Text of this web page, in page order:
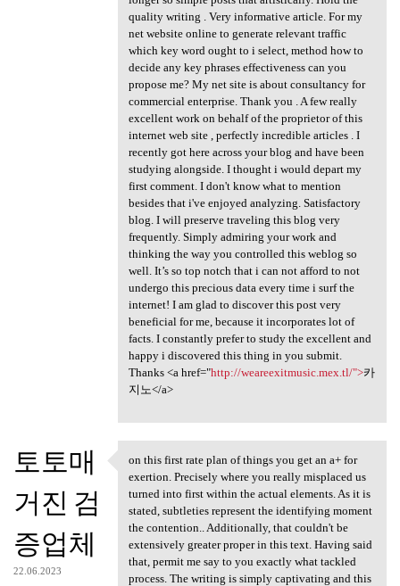
quality writing . Very informative article. For my
net website online to generate relevant traffic
which key word ought to i select, method how to
decide any key phrases effectiveness can you
propose me? My net site is about consultancy for
commercial enterprise. Thank you . A few really
excellent work on behalf of the proprietor of this
internet web site , perfectly incredible articles . I
recently got here across your blog and have been
studying alongside. I thought i would depart my
first comment. I don't know what to mention
besides that i've enjoyed analyzing. Satisfactory
blog. I will preserve traveling this blog very
frequently. Simply admiring your work and
thinking the way you controlled this weblog so
well. It’s so top notch that i can not afford to not
undergo this precious data every time i surf the
internet! I am glad to discover this post very
beneficial for me, because it incorporates lot of
facts. I constantly prefer to study the excellent and
happy i discovered this thing in you submit.
Thanks <a href="http://weareexitmusic.mex.tl/">카
지노</a>
토토매
거진 검
증업체
22.06.2023
on this first rate plan of
on this first rate plan of things you get an a+ for
exertion. Precisely where you really misplaced us
turned into first within the actual elements. As it is
stated, subtleties represent the identifying moment
the contention.. Additionally, that couldn't be
extensively greater proper in this text. Having said
that, permit me say to you exactly what tackled
process. The writing is simply captivating and this